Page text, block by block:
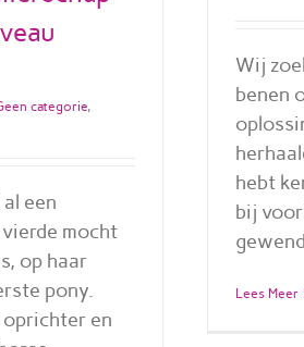
categorie,
een
mocht
op haar
pony.
oprichter en
Wij
benen
hebt
bij
Lees Meer